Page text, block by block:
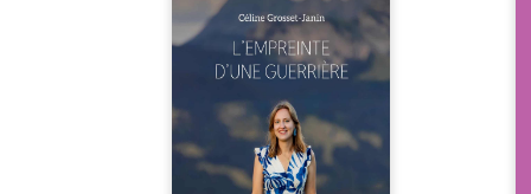
lorsque la maladie impose
ses propres règles ?
L’empreinte d’une guerrière
livre, sans détour, le récit
d’un quotidien bouleversé
par la maladie chronique,
l’errance médicale et de
longues hospitalisations.
L’auteure y raconte ce que